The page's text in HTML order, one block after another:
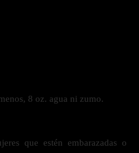
8 oz. agua ni zumo.
que estén embarazadas o